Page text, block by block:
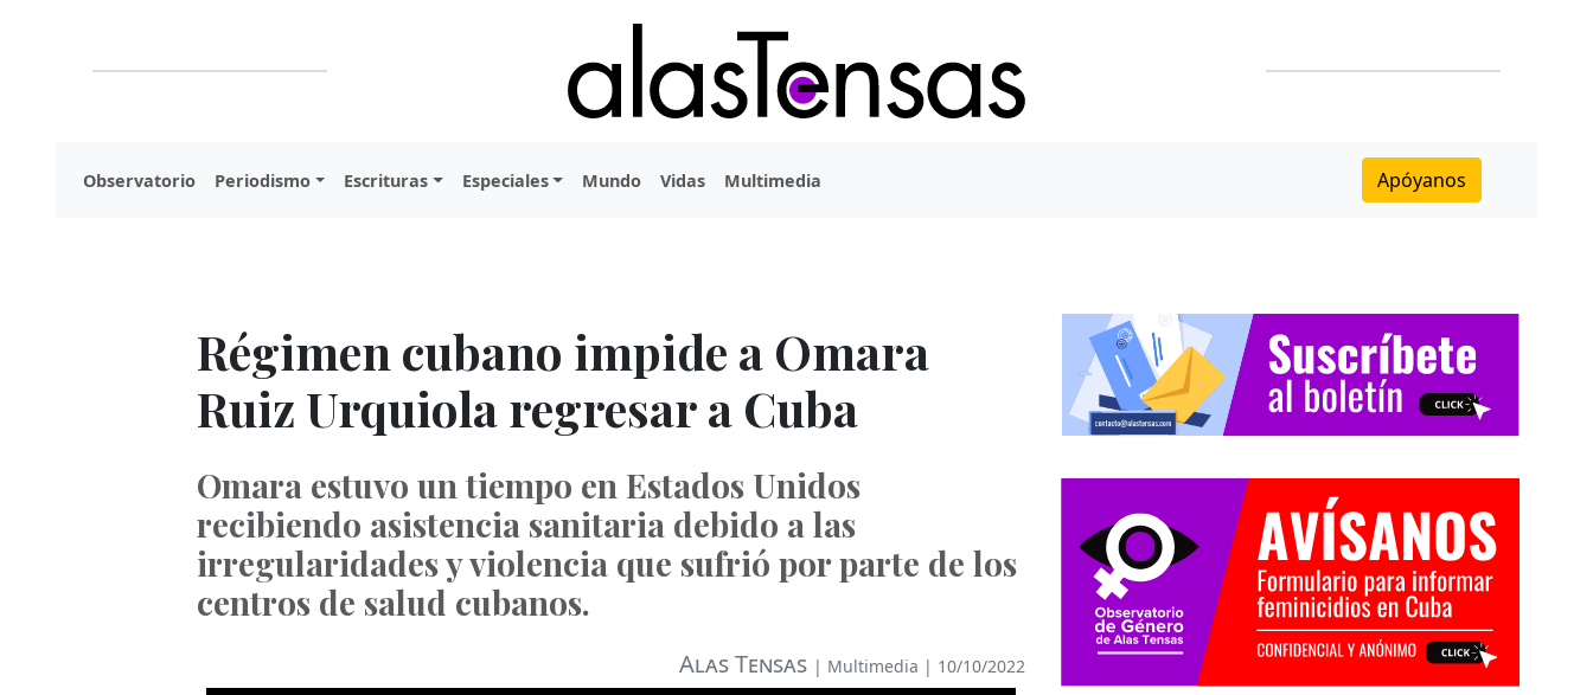
Observatorio Periodismo Escrituras Especiales Mundo Vidas Multimedia Apóyanos
Régimen cubano impide a Omara
Ruiz Urquiola regresar a Cuba
Omara estuvo un tiempo en Estados Unidos
recibiendo asistencia sanitaria debido a las
irregularidades y violencia que sufrió por parte de los
centros de salud cubanos.
Alas Tensas | Multimedia | 10/10/2022